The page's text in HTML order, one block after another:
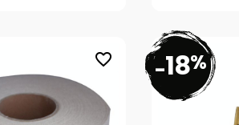
favorite_border -18%